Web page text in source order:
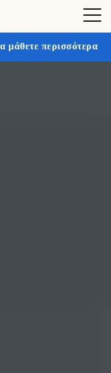
Κερδίστε έως και